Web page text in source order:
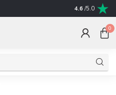
schnelle
4.6 /5.0
0